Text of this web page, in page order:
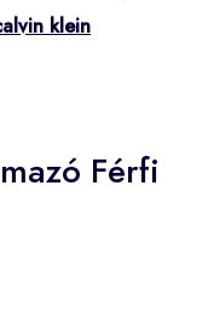
klein
Férfi